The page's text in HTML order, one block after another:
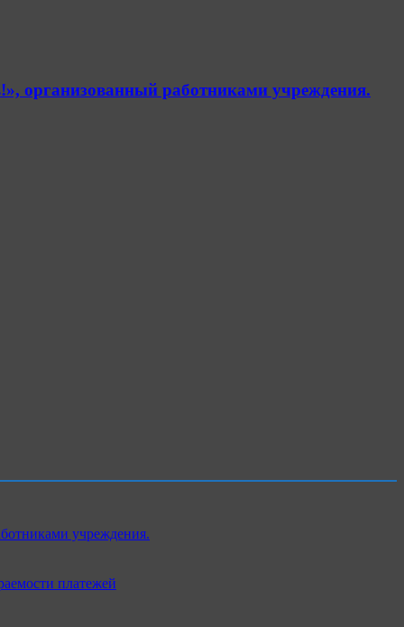
организованный работниками учреждения.
учреждения.
платежей